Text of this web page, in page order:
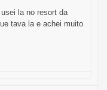
la no resort da
tava la e achei muito